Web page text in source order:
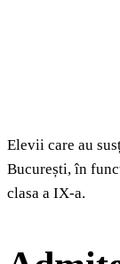
Elevii care au
București, în
clasa a IX-a.